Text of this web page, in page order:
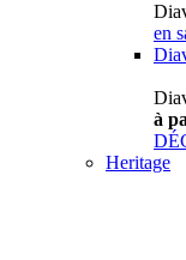
en
à
Heritage